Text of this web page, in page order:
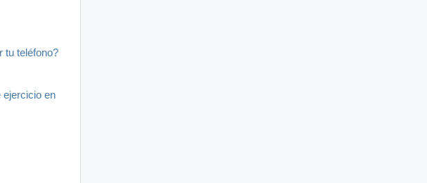
tu teléfono?
ejercicio en